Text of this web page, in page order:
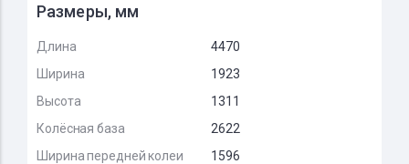
Размеры, мм
Длина
4470
Ширина
1923
Высота
1311
Колёсная база
2622
Ширина передней колеи
1596